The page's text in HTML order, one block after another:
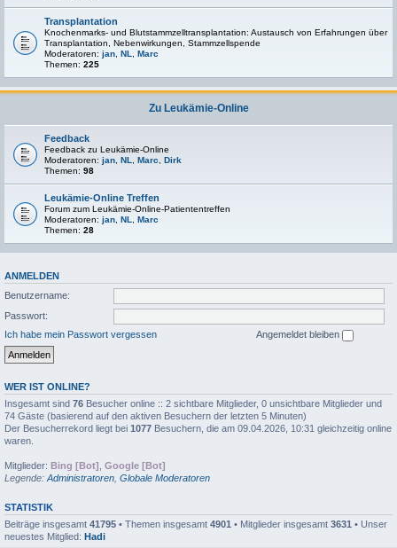
Transplantation
Knochenmarks- und Blutstammzelltransplantation: Austausch von Erfahrungen über
Transplantation, Nebenwirkungen, Stammzellspende
Moderatoren: jan NL
Marc
Themen: 225
Zu Leukämie-Online
Feedback
Feedback zu Leukämie-Online
Moderatoren: jan NL Marc
Dirk
Themen: 98
Leukämie-Online Treffen
Forum zum Leukämie-Online-Patiententreffen
Moderatoren: jan NL
Marc
Themen: 28
ANMELDEN
Benutzername:
Passwort:
Ich habe mein Passwort vergessen
Angemeldet bleiben
WER IST ONLINE?
Insgesamt sind 76 Besucher online :: 2 sichtbare Mitglieder, 0 unsichtbare Mitglieder und
74 Gäste (basierend auf den aktiven Besuchern der letzten 5 Minuten)
Der Besucherrekord liegt bei 1077 Besuchern, die am 09.04.2026, 10:31 gleichzeitig online
waren.
Mitglieder: Bing [Bot] Google [Bot]
Legende: Administratoren Globale Moderatoren
STATISTIK
Beiträge insgesamt 41795 • Themen insgesamt 4901 • Mitglieder insgesamt 3631 • Unser
neuestes Mitglied: Hadi